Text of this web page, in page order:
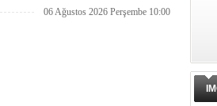
06 Ağustos 2026 Perşembe 10:00